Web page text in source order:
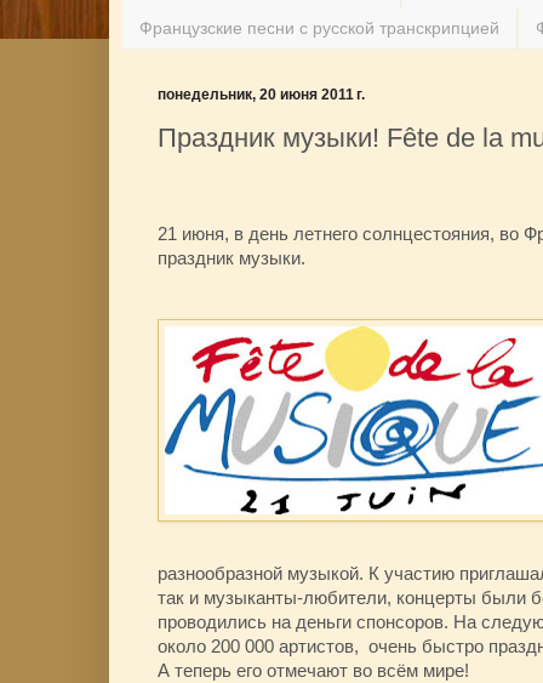
Французские песни с русской транскрипцией
понедельник, 20 июня 2011 г.
Праздник музыки! Fête de la
21 июня, в день летнего солнцестояния, во
праздник музыки.
разнообразной музыкой. К участию
так и музыканты-любители, концерты были
проводились на деньги спонсоров. На
около 200 000 артистов, очень быстро
А теперь его отмечают во всём мире!